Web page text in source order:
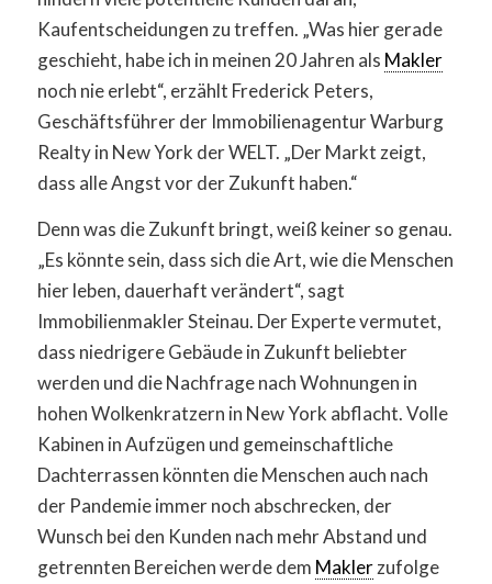
Kaufentscheidungen zu treffen. „Was hier gerade
geschieht, habe ich in meinen 20 Jahren als Makler
noch nie erlebt“, erzählt Frederick Peters,
Geschäftsführer der Immobilienagentur Warburg
Realty in New York der WELT. „Der Markt zeigt,
dass alle Angst vor der Zukunft haben.“
Denn was die Zukunft bringt, weiß keiner so genau.
„Es könnte sein, dass sich die Art, wie die Menschen
hier leben, dauerhaft verändert“, sagt
Immobilienmakler Steinau. Der Experte vermutet,
dass niedrigere Gebäude in Zukunft beliebter
werden und die Nachfrage nach Wohnungen in
hohen Wolkenkratzern in New York abflacht. Volle
Kabinen in Aufzügen und gemeinschaftliche
Dachterrassen könnten die Menschen auch nach
der Pandemie immer noch abschrecken, der
Wunsch bei den Kunden nach mehr Abstand und
getrennten Bereichen werde dem Maklerzufolge